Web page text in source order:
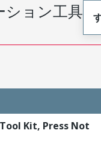
ション工具
Kit, Press Not